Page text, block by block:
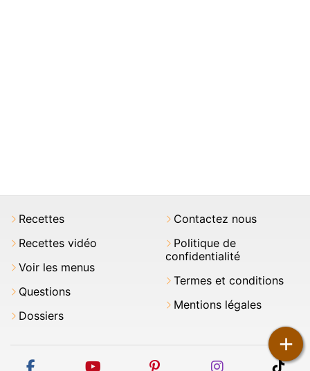
+
Recettes
Recettes vidéo
Voir les menus
Questions
Dossiers
Contactez nous
Politique de
confidentialité
Termes et conditions
Mentions légales
facebook youtube pinterest instagram